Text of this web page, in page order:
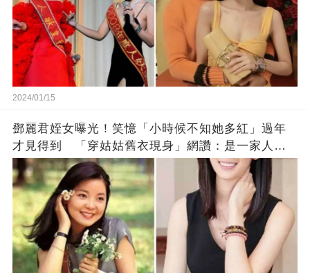
2024/01/15
鄧麗君姪女曝光！笑憶「小時候不知她多紅」過年
才見得到 「穿姑姑舊衣現身」網讚：是一家人沒
錯!